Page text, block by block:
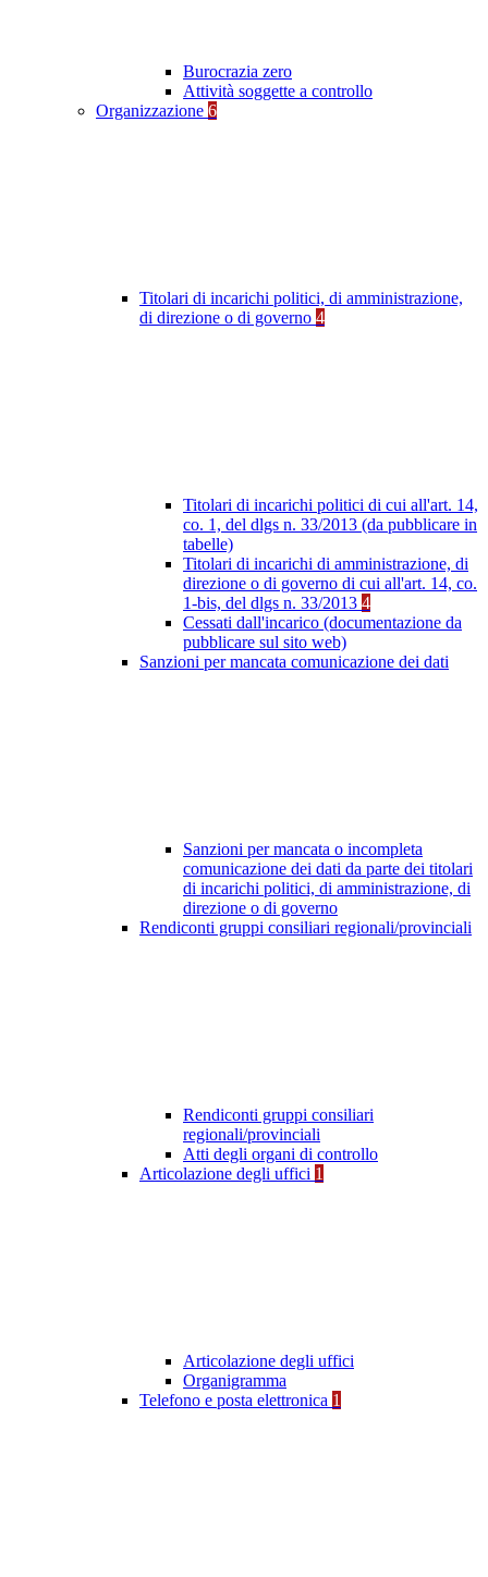
Burocrazia zero
Attività soggette a controllo
Organizzazione 6
Titolari di incarichi politici, di amministrazione,
di direzione o di governo 4
Titolari di incarichi politici di cui all'art. 14,
co. 1, del dlgs n. 33/2013 (da pubblicare in
tabelle)
Titolari di incarichi di amministrazione, di
direzione o di governo di cui all'art. 14, co.
1-bis, del dlgs n. 33/2013 4
Cessati dall'incarico (documentazione da
pubblicare sul sito web)
Sanzioni per mancata comunicazione dei dati
Sanzioni per mancata o incompleta
comunicazione dei dati da parte dei titolari
di incarichi politici, di amministrazione, di
direzione o di governo
Rendiconti gruppi consiliari regionali/provinciali
Rendiconti gruppi consiliari
regionali/provinciali
Atti degli organi di controllo
Articolazione degli uffici 1
Articolazione degli uffici
Organigramma
Telefono e posta elettronica 1